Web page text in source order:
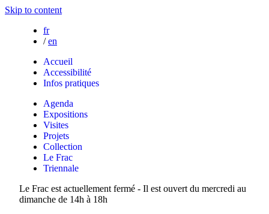
Skip to content
fr
/ en
Accueil
Accessibilité
Infos pratiques
Agenda
Expositions
Visites
Projets
Collection
Le Frac
Triennale
Le Frac est actuellement fermé - Il est ouvert du mercredi au
dimanche de 14h à 18h